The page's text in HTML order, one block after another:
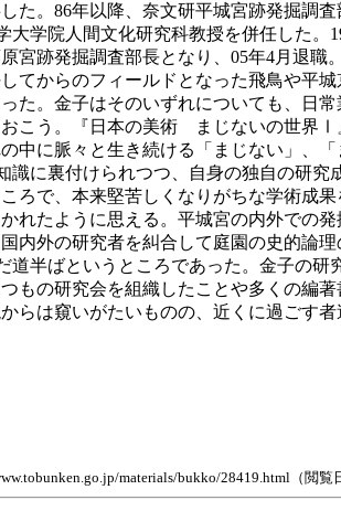
た。86年以降、奈文研平城宮跡発掘調
大学院人間文化研究科教授を併任した
宮跡発掘調査部長となり、05年4月退
てからのフィールドとなった飛鳥や平
た。金子はそのいずれについても、日
こう。『日本の美術 まじないの世界
中に脈々と生き続ける「まじない」、
に裏付けられつつ、自身の独自の研
ろで、本来堅苦しくなりがちな学術成
れたように思える。平城宮の内外での
内外の研究者を糾合して庭園の史的論
半ばというところであった。金子の
もの研究会を組織したことや多くの編
は窺いがたいものの、近くに過ごす者
materials/bukko/28419.html（閲覧